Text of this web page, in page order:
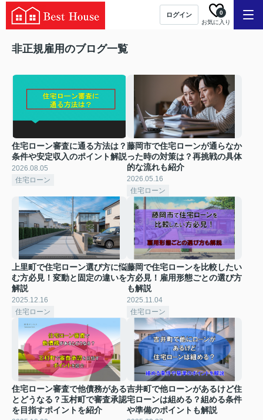
ログイン
お気に入り
0
非正規雇用のブログ一覧
住宅ローン審査に通る方法は？
条件や安定収入のポイント解説
2026.08.05
住宅ローン
藤岡市で住宅ローンが通らなか
った時の対策は？再挑戦の具体
的な流れも紹介
2026.05.16
住宅ローン
上里町で住宅ローン選び方に悩
む方必見！変動と固定の違いを
解説
2025.12.16
住宅ローン
藤岡で住宅ローンを比較したい
方必見！雇用形態ごとの選び方
も解説
2025.11.04
住宅ローン
住宅ローン審査で他債務がある
とどうなる？玉村町で審査承認
を目指すポイントを紹介
吉井町で他ローンがあるけど住
宅ローンは組める？組める条件
や準備のポイントも解説